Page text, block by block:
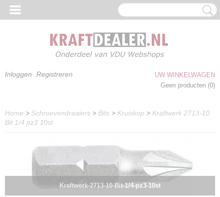
Inloggen Registreren
UW WINKELWAGEN
Geen producten (0)
Home > Schroevendraaiers > Bits > Kruiskop > Kraftwerk 2713-10
Bit 1/4 pz3 10st
Kraftwerk-2713-10-Bit-1/4-pz3-10st